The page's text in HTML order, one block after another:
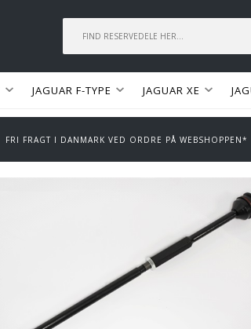
JAGUAR F-TYPE JAGUAR XE
FRI FRAGT I DANMARK VED ORDRE PÅ WEBSHOPPEN*